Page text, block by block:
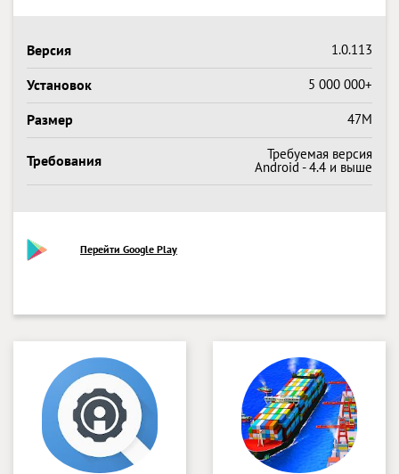
Версия 1.0.113
Установок 5 000 000+
Размер 47M
Требования Требуемая версия
Android - 4.4 и выше
Перейти Google Play